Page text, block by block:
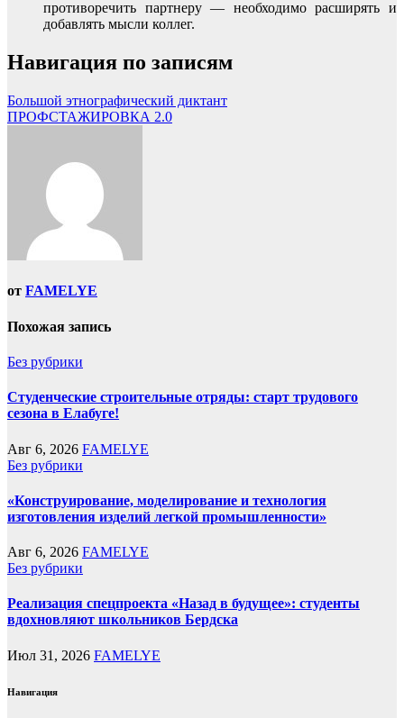
противоречить партнеру — необходимо расширять и
добавлять мысли коллег.
Навигация по записям
Большой этнографический диктант
ПРОФСТАЖИРОВКА 2.0
от FAMELYE
Похожая запись
Без рубрики
Студенческие строительные отряды: старт трудового
сезона в Елабуге!
Авг 6, 2026 FAMELYE
Без рубрики
«Конструирование, моделирование и технология
изготовления изделий легкой промышленности»
Авг 6, 2026 FAMELYE
Без рубрики
Реализация спецпроекта «Назад в будущее»: студенты
вдохновляют школьников Бердска
Июл 31, 2026 FAMELYE
Навигация